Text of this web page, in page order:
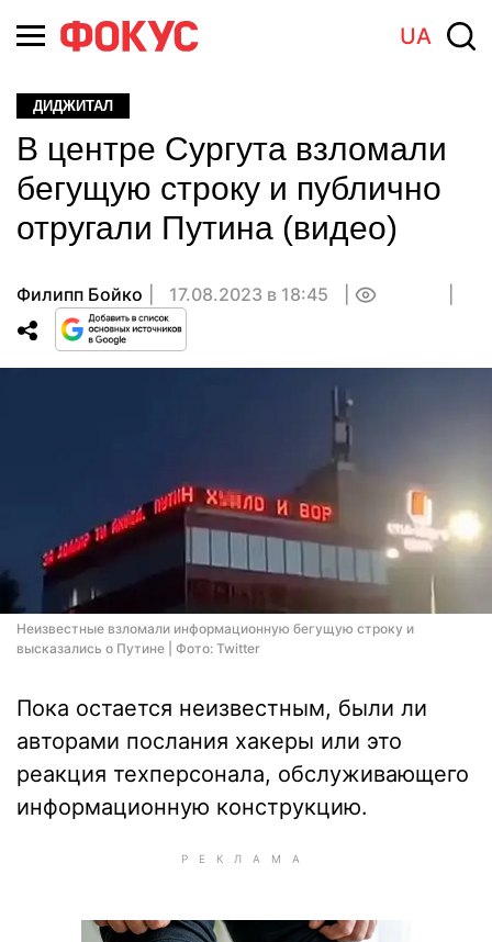
UA
ДИДЖИТАЛ
В центре Сургута взломали
бегущую строку и публично
отругали Путина (видео)
Филипп Бойко 17.08.2023 в 18:45
Неизвестные взломали информационную бегущую строку и
высказались о Путине | Фото: Twitter
Пока остается неизвестным, были ли
авторами послания хакеры или это
реакция техперсонала, обслуживающего
информационную конструкцию.